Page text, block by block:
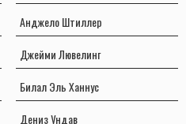
Анджело Штиллер
Джейми Лювелинг
Билал Эль Ханнус
Дениз Ундав